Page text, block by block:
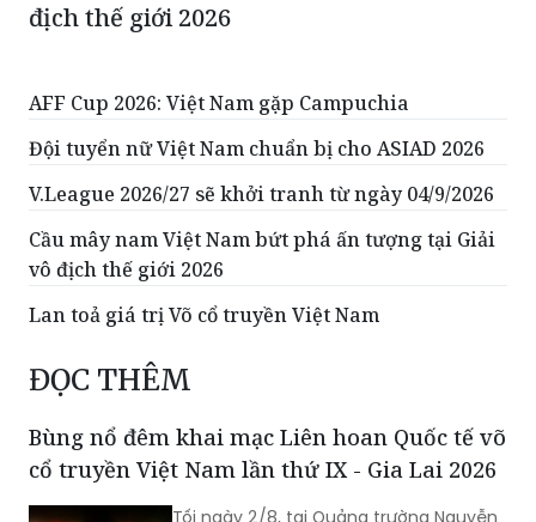
địch thế giới 2026
AFF Cup 2026: Việt Nam gặp Campuchia
Đội tuyển nữ Việt Nam chuẩn bị cho ASIAD 2026
V.League 2026/27 sẽ khởi tranh từ ngày 04/9/2026
Cầu mây nam Việt Nam bứt phá ấn tượng tại Giải
vô địch thế giới 2026
Lan toả giá trị Võ cổ truyền Việt Nam
ĐỌC THÊM
Bùng nổ đêm khai mạc Liên hoan Quốc tế võ
cổ truyền Việt Nam lần thứ IX - Gia Lai 2026